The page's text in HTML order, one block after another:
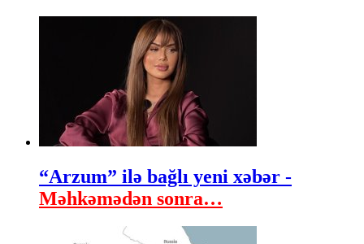
“Arzum” ilə bağlı yeni xəbər -
Məhkəmədən sonra…